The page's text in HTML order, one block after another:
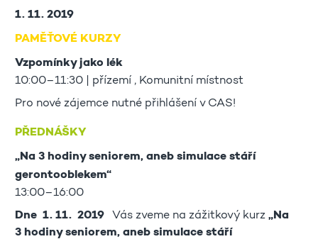
1. 11. 2019
PAMĚŤOVÉ KURZY
Vzpomínky jako lék
10:00–11:30 | přízemí , Komunitní místnost
Pro nové zájemce nutné přihlášení v CAS!
PŘEDNÁŠKY
„Na 3 hodiny seniorem, aneb simulace stáří
gerontooblekem“
13:00–16:00
Dne 1. 11. 2019 Vás zveme na zážitkový kurz „Na
3 hodiny seniorem, aneb simulace stáří